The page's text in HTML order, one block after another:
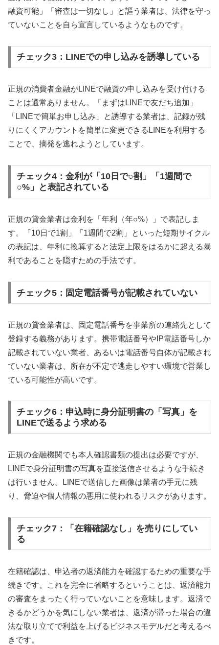
融資可能」「審査は一切なし」と謳う業者は、法律を守っ
ていないことを自ら宣言しているようなものです。
チェック3：LINEでの申し込みを誘導している
正規の消費者金融がLINEで融資の申し込みを受け付ける
ことは通常ありません。「まずはLINEで友だち追加」
「LINEで簡単お申し込み」と誘導する業者は、記録が残
りにくくアカウントを簡単に変更できるLINEを利用する
ことで、摘発を逃れようとしています。
チェック4：金利が「10日で○割」「1週間で
○%」と表記されている
正規の貸金業者は金利を「年利（年○%）」で表記しま
す。「10日で1割」「1週間で2割」といった短期サイクル
の表記は、年利に換算すると法定上限をはるかに超える暴
利であることを隠すための手法です。
チェック5：固定電話番号が記載されていない
正規の貸金業者は、固定電話番号を事業所の連絡先として
登録する義務があります。携帯電話番号やIP電話番号しか
記載されていない業者、あるいは電話番号自体が記載され
ていない業者は、所在が不定で逃走しやすい環境で営業し
ている可能性が高いです。
チェック6：申込時に身分証明書の「写真」を
LINEで送るよう求める
正規の金融機関でも本人確認書類の提出は必要ですが、
LINEで身分証明書の写真を直接送信させるような手続き
は行いません。LINEで送信した画像は業者の手元に残
り、脅迫や個人情報の悪用に使われるリスクがあります。
チェック7：「在籍確認なし」を売りにしてい
る
在籍確認は、申込者の返済能力を確認するための重要な手
続きです。これを完全に省略するということは、返済能力
の審査をまったく行っていないことを意味します。返済で
きるかどうかを気にしない業者は、返済が滞った場合の違
法な取り立てで利益を上げるビジネスモデルだと考えるべ
きです。